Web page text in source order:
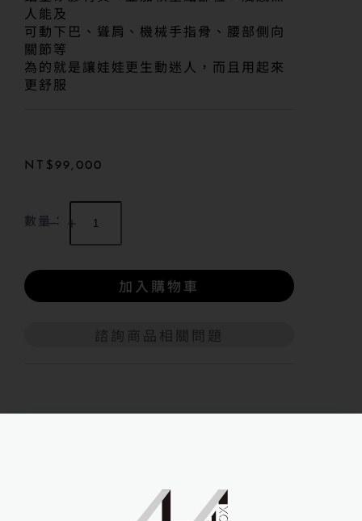
人能及
可動下巴、聳肩、機械手指骨、腰部側向
關節等
為的就是讓娃娃更生動迷人，而且用起來
更舒服
NT$ 99,000
數量：
諮詢商品相關問題
加入購物車
r